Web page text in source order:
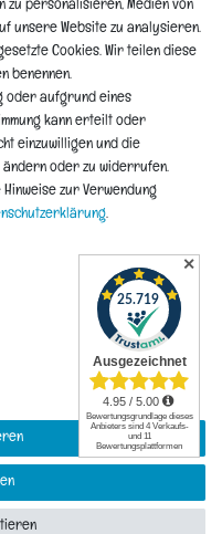
Altbaterien
Widerrufs­recht
vorbehalten.
zu personalisieren, Medien von
unsere Website zu analysieren.
Cookies. Wir teilen diese
benennen.
oder aufgrund eines
kann erteilt oder
einzuwilligen und die
ändern oder zu widerrufen.
zur Verwendung
.
✕